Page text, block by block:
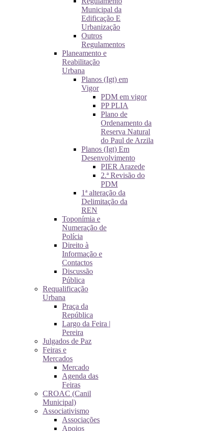
Municipal da
Edificação E
Urbanização
Outros
Regulamentos
Planeamento e
Reabilitação
Urbana
Planos (Igt) em
Vigor
PDM em vigor
PP PLIA
Plano de
Ordenamento da
Reserva Natural
do Paul de Arzila
Planos (Igt) Em
Desenvolvimento
PIER Arazede
2.ª Revisão do
PDM
1ª alteração da
Delimitação da
REN
Toponímia e
Numeração de
Polícia
Direito à
Informação e
Contactos
Discussão
Pública
Requalificação
Urbana
Praça da
República
Largo da Feira |
Pereira
Julgados de Paz
Feiras e
Mercados
Mercado
Agenda das
Feiras
CROAC (Canil
Municipal)
Associativismo
Associações
Apoios